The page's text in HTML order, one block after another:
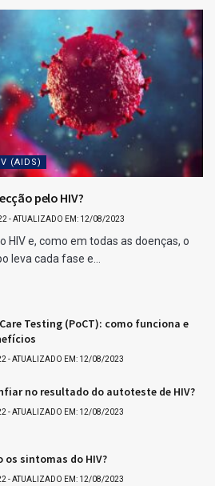
da Quina 7041, divulgada pela
R$ 7.242,00 cada.
R$ 118,00 cada.
7041
ganhadores de 5 acertos
acertos na Quina 7041.
:)
da Quina 7084
da Lotofácil 3754
Quina